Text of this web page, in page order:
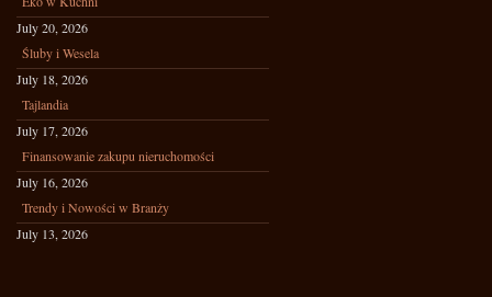
July 20, 2026
Śluby i Wesela
July 18, 2026
Tajlandia
July 17, 2026
Finansowanie zakupu nieruchomości
July 16, 2026
Trendy i Nowości w Branży
July 13, 2026